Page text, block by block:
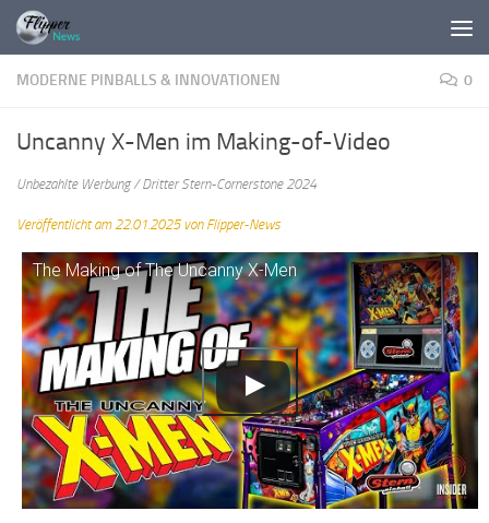
Zum Inhalt springen
MODERNE PINBALLS & INNOVATIONEN 0
Uncanny X-Men im Making-of-Video
Unbezahlte Werbung / Dritter Stern-Cornerstone 2024
Veröffentlicht am 22.01.2025 von Flipper-News
The Making of The Uncanny X-Men